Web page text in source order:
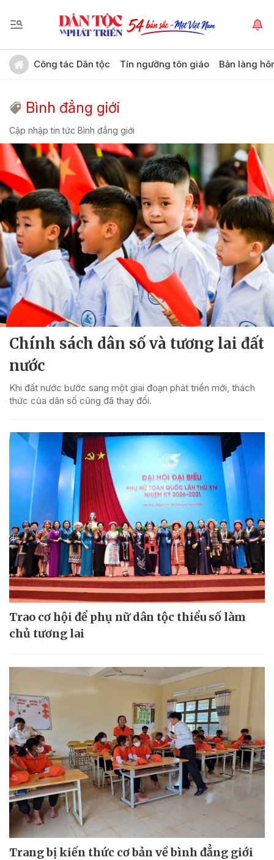
Công tác Dân tộc Tín ngưỡng tôn giáo Bản làng
Bình đẳng giới
Cập nhập tin tức Bình đẳng giới
Chính sách dân số và tương lai đất
nước
Khi đất nước bước sang một giai đoạn phát triển mới, thách
thức của dân số cũng đã thay đổi.
Trao cơ hội để phụ nữ dân tộc thiểu số làm
chủ tương lai
Trang bị kiến thức cơ bản về bình đẳng giới